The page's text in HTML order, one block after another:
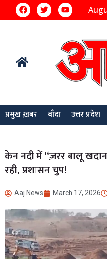
प्रमुख ख़बर बाँदा उत्तर प्रदेश
केन नदी में “ज़रर बालू
रही, प्रशासन चुप!
Aaj News March 17, 2026